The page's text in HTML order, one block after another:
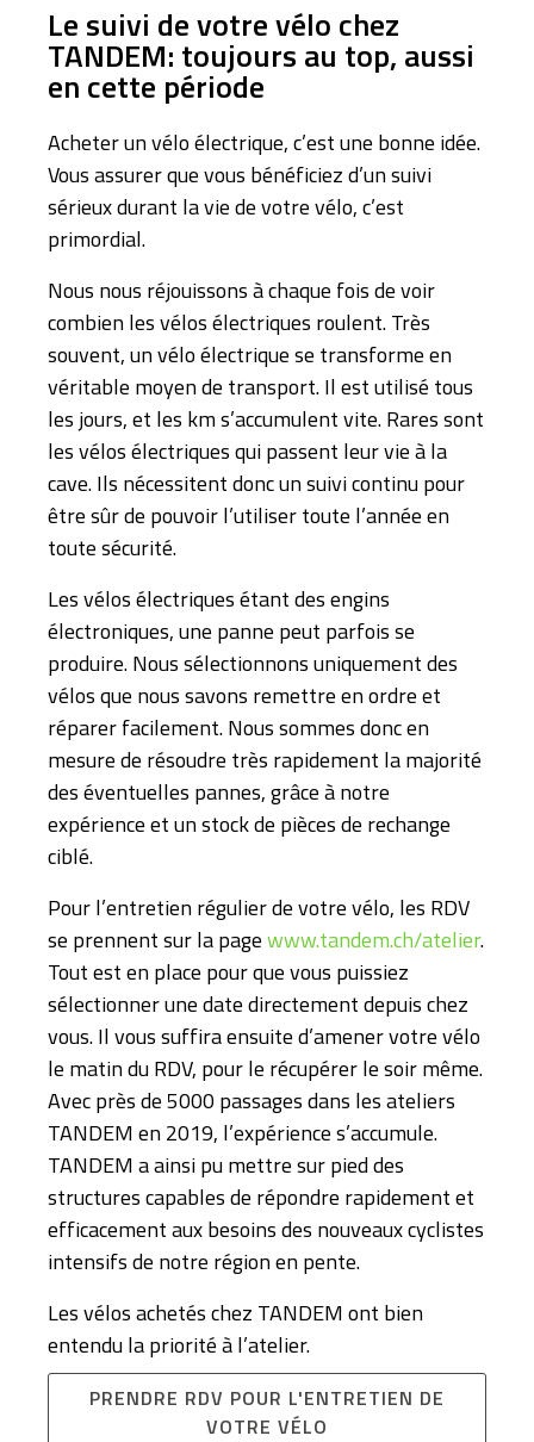
Le suivi de votre vélo chez
TANDEM: toujours au top, aussi
en cette période
Acheter un vélo électrique, c’est une bonne idée.
Vous assurer que vous bénéficiez d’un suivi
sérieux durant la vie de votre vélo, c’est
primordial.
Nous nous réjouissons à chaque fois de voir
combien les vélos électriques roulent. Très
souvent, un vélo électrique se transforme en
véritable moyen de transport. Il est utilisé tous
les jours, et les km s’accumulent vite. Rares sont
les vélos électriques qui passent leur vie à la
cave. Ils nécessitent donc un suivi continu pour
être sûr de pouvoir l’utiliser toute l’année en
toute sécurité.
Les vélos électriques étant des engins
électroniques, une panne peut parfois se
produire. Nous sélectionnons uniquement des
vélos que nous savons remettre en ordre et
réparer facilement. Nous sommes donc en
mesure de résoudre très rapidement la majorité
des éventuelles pannes, grâce à notre
expérience et un stock de pièces de rechange
ciblé.
Pour l’entretien régulier de votre vélo, les RDV
se prennent sur la pagewww.tandem.ch/atelier.
Tout est en place pour que vous puissiez
sélectionner une date directement depuis chez
vous. Il vous suffira ensuite d’amener votre vélo
le matin du RDV, pour le récupérer le soir même.
Avec près de 5000 passages dans les ateliers
TANDEM en 2019, l’expérience s’accumule.
TANDEM a ainsi pu mettre sur pied des
structures capables de répondre rapidement et
efficacement aux besoins des nouveaux cyclistes
intensifs de notre région en pente.
Les vélos achetés chez TANDEM ont bien
entendu la priorité à l’atelier.
PRENDRE RDV POUR L'ENTRETIEN DE
VOTRE VÉLO